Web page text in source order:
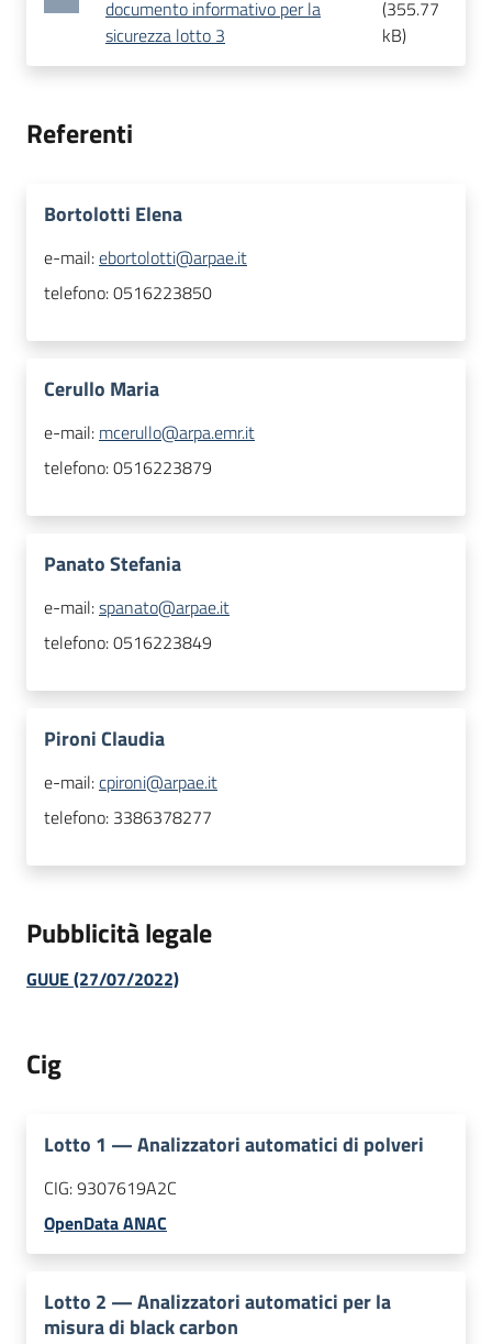
documento informativo per la
sicurezza lotto 3
(355.77
kB)
Referenti
Bortolotti Elena
e-mail:ebortolotti@arpae.it
telefono:0516223850
Cerullo Maria
e-mail: mcerullo@arpa.emr.it
telefono:0516223879
Panato Stefania
e-mail:spanato@arpae.it
telefono:0516223849
Pironi Claudia
e-mail:cpironi@arpae.it
telefono: 3386378277
Pubblicità legale
GUUE (27/07/2022)
Cig
Lotto 1 —Analizzatori automatici di polveri
CIG:9307619A2C
OpenData ANAC
Lotto 2 —Analizzatori automatici per la
misura di black carbon